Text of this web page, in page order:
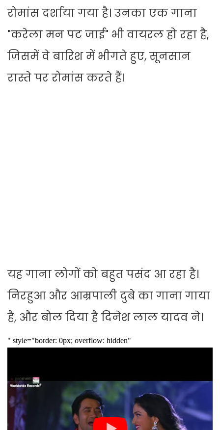
रोमांस दर्शाया गया है। उनका एक गाना
"करेला मन पट जाई" भी वायरल हो रहा है,
जिसमें वे बारिश में भीगते हुए, सूनसान
रास्ते पर रोमांस करते हैं।
यह गाना लोगों को बहुत पसंद आ रहा है।
निरहुआ और आम्रपाली दुबे का गाना गाया
है, और बोल दिया है दिनेश लाल यादव ने।